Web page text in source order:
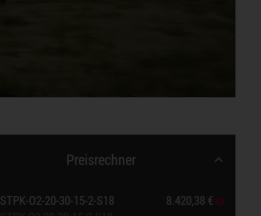
Preisrechner
STPK-O2-20-30-15-2-S18
8.420,38 €